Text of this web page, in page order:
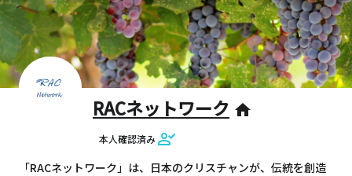
RACネットワーク home
本人確認済み
「RACネットワーク」は、日本のクリスチャンが、伝統を創造